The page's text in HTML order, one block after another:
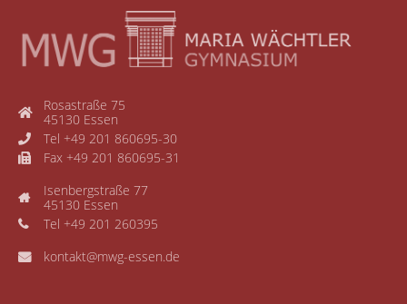
Rosastraße 75
45130 Essen
Tel +49 201 860695-30
Fax +49 201 860695-31
Isenbergstraße 77
45130 Essen
Tel +49 201 260395
kontakt@mwg-essen.de